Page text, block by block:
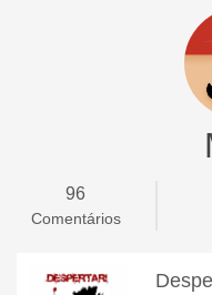
96
Comentários